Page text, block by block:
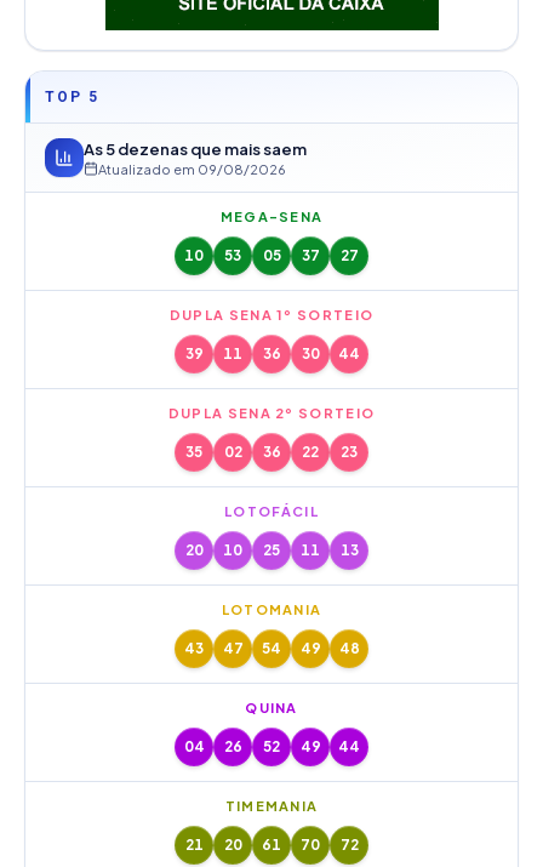
TOP 5
As 5 dezenas que mais saem
Atualizado em 09/08/2026
MEGA-SENA
10 53 05 37 27
DUPLA SENA 1º SORTEIO
39 11 36 30 44
DUPLA SENA 2º SORTEIO
35 02 36 22 23
LOTOFÁCIL
20 10 25 11 13
LOTOMANIA
43 47 54 49 48
QUINA
04 26 52 49 44
TIMEMANIA
21 20 61 70 72